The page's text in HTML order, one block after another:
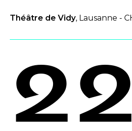
Théâtre de Vidy, Lausanne -
22